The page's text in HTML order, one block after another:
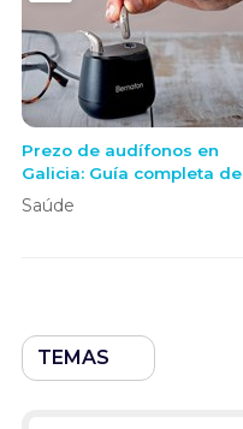
TEMAS
Prezo de audífonos en
Galicia: Guía completa de
custos e servizos en OE+
Saúde